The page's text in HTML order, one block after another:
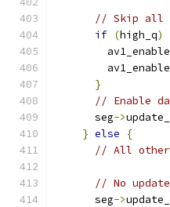
// Skip all
if (high_q)
}
// Enable
      seg
->
} else
{
// All other
// No
      seg
->